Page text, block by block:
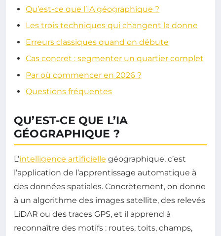
Qu’est-ce que l’IA géographique ?
Les trois techniques qui changent la donne
Erreurs classiques quand on débute
Cas concret : segmenter un quartier complet
Par où commencer en 2026 ?
Questions fréquentes
QU’EST-CE QUE L’IA
GÉOGRAPHIQUE ?
L’intelligence artificielle géographique, c’est
l’application de l’apprentissage automatique à
des données spatiales. Concrètement, on donne
à un algorithme des images satellite, des relevés
LiDAR ou des traces GPS, et il apprend à
reconnaître des motifs : routes, toits, champs,